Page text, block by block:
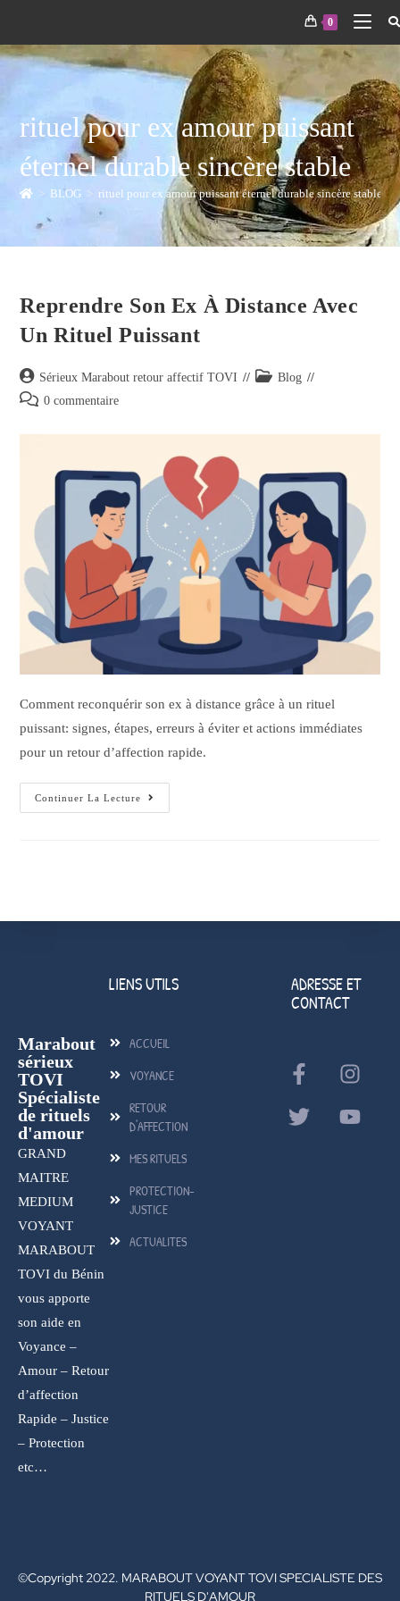
0
rituel pour ex amour puissant
éternel durable sincère stable
> BLOG > rituel pour ex amour puissant éternel durable sincère stable
Reprendre Son Ex À Distance Avec
Un Rituel Puissant
Sérieux Marabout retour affectif TOVI
Blog
0 commentaire
Comment reconquérir son ex à distance grâce à un rituel
puissant: signes, étapes, erreurs à éviter et actions immédiates
pour un retour d’affection rapide.
Continuer La Lecture
Marabout
sérieux
TOVI
Spécialiste
de rituels
d'amour
GRAND
MAITRE
MEDIUM
VOYANT
MARABOUT
TOVI du Bénin
vous apporte
son aide en
Voyance –
Amour – Retour
d’affection
Rapide – Justice
– Protection
etc…
LIENS UTILS
ACCUEIL
VOYANCE
RETOUR
D'AFFECTION
MES RITUELS
PROTECTION-
JUSTICE
ACTUALITES
ADRESSE ET
CONTACT
©Copyright 2022. MARABOUT VOYANT TOVI SPECIALISTE DES
RITUELS D'AMOUR